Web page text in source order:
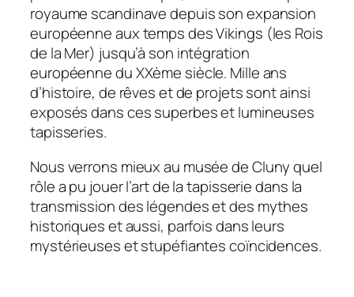
royaume scandinave depuis son expansion
européenne aux temps des Vikings (les Rois
de la Mer) jusqu’à son intégration
européenne du XXème siècle. Mille ans
d’histoire, de rêves et de projets sont ainsi
exposés dans ces superbes et lumineuses
tapisseries.
Nous verrons mieux au musée de Cluny quel
rôle a pu jouer l’art de la tapisserie dans la
transmission des légendes et des mythes
historiques et aussi, parfois dans leurs
mystérieuses et stupéfiantes coïncidences.